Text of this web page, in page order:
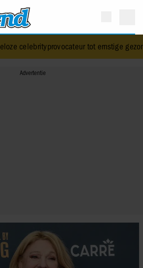
tot ernstige gezondheidscrisis: